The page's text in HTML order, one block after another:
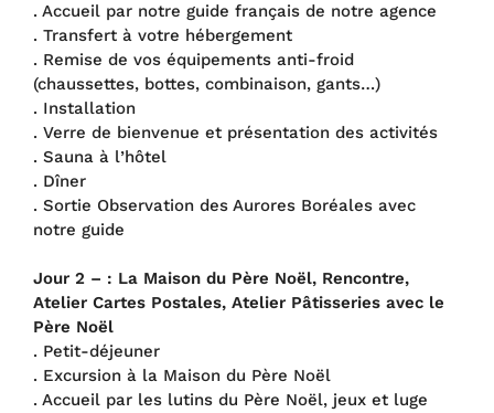
. Accueil par notre guide français de notre agence
. Transfert à votre hébergement
. Remise de vos équipements anti-froid
(chaussettes, bottes, combinaison, gants…)
. Installation
. Verre de bienvenue et présentation des activités
. Sauna à l’hôtel
. Dîner
. Sortie Observation des Aurores Boréales avec
notre guide
Jour 2 – : La Maison du Père Noël, Rencontre,
Atelier Cartes Postales, Atelier Pâtisseries avec le
Père Noël
. Petit-déjeuner
. Excursion à la Maison du Père Noël
. Accueil par les lutins du Père Noël, jeux et luge